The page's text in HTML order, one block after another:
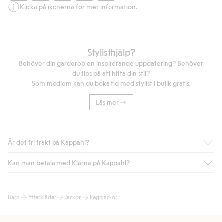
Artikelnummer:410522
Klicka på ikonerna för mer information.
Stylisthjälp?
Behöver din garderob en inspirerande uppdatering? Behöver
du tips på att hitta din stil?
Som medlem kan du boka tid med stylist i butik gratis.
Läs mer
Är det fri frakt på Kappahl?
Är du medlem i Kappahl Club har du alltid gratis frakt till butik
automatik efter du loggat in och identifierats som medlem.
Kan man betala med Klarna på Kappahl?
bland annat faktura och swish men även andra betalningssätt.
Barn Ytterkläder Jackor Regnjackor